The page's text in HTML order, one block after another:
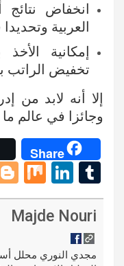
انخفاض
العربية
إمكانية الأخذ
تخفيض الراتب
إلا أنه لابد من
وجائزا في عالم ما
Share
T
u
m
bl
r
Li
n
ke
n
M
ix
Majde Nouri
مجدي النوري محلل